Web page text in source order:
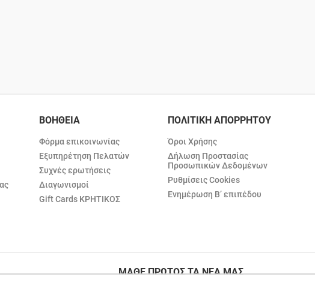
ΒΟΗΘΕΙΑ
Φόρμα επικοινωνίας
Εξυπηρέτηση Πελατών
Συχνές ερωτήσεις
Διαγωνισμοί
Gift Cards ΚΡΗΤΙΚΟΣ
ΠΟΛΙΤΙΚΗ ΑΠΟΡΡΗΤΟΥ
Όροι Χρήσης
Δήλωση Προστασίας
Προσωπικών Δεδομένων
Ρυθμίσεις Cookies
Ενημέρωση Β’ επιπέδου
ΜΑΘΕ ΠΡΩΤΟΣ ΤΑ ΝΕΑ ΜΑΣ